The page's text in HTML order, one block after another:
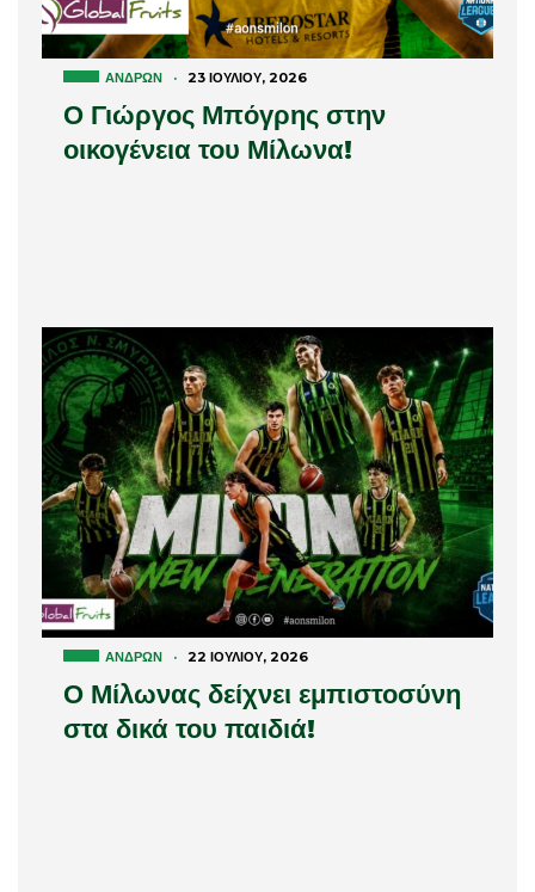
ΑΝΔΡΏΝ · 23 ΙΟΥΛΊΟΥ, 2026
Ο Γιώργος Μπόγρης στην
οικογένεια του Μίλωνα!
ΑΝΔΡΏΝ · 22 ΙΟΥΛΊΟΥ, 2026
Ο Μίλωνας δείχνει εμπιστοσύνη
στα δικά του παιδιά!